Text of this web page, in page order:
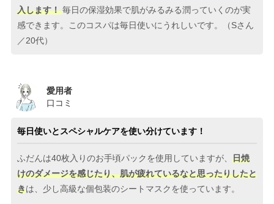
入します！毎日の保湿効果で肌がみるみる潤っていくのが実
感できます。このコスパは毎日使いにうれしいです。（Sさん
／20代）
愛用者
口コミ
毎日使いとスペシャルケアを使い分けています！
ふだんは40枚入りのお手頃パックを使用していますが、 日焼
けのダメージを感じたり、肌が疲れているなと思ったりしたと
きは、少し高級な個包装のシートマスクを使っています。